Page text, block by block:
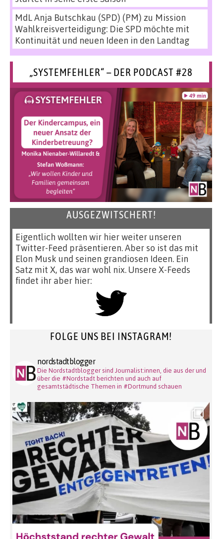
MdL Anja Butschkau (SPD) (PM) zu Mission
Wahlkreisverteidigung: Die SPD möchte mit
Kontinuität und neuen Ideen in den Landtag
„SYSTEMFEHLER“ – DER PODCAST #28
AUSGEZWITSCHERT!
Eigentlich wollten wir hier weiter unseren
Twitter-Feed präsentieren. Aber so ist das mit
Elon Musk und seinen grandiosen Ideen. Ein
Satz mit X, das war wohl nix. Unsere X-Feeds
findet ihr aber hier:
FOLGE UNS BEI INSTAGRAM!
nordstadtblogger
Die Nordstadtblogger sind Journalist:innen, die aus der und
über die #Nordstadt berichten und auch auf
gesamtstädtische Themen in #Dortmund schauen